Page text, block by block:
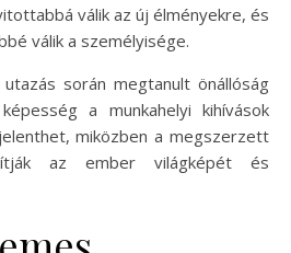
válik az új élményekre, és
válik a személyisége.
során megtanult önállóság
a munkahelyi kihívások
miközben a megszerzett
az ember világképét és